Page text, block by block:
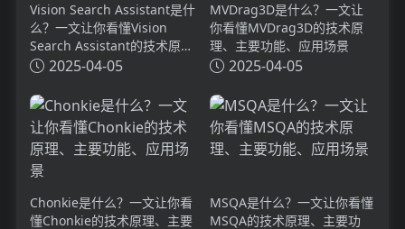
Vision Search Assistant是什
么？一文让你看懂Vision
Search Assistant的技术原
理、主要功能、应用场景
2025-04-05
MVDrag3D是什么？一文让
你看懂MVDrag3D的技术原
理、主要功能、应用场景
2025-04-05
Chonkie是什么？一文让你看
懂Chonkie的技术原理、主要
MSQA是什么？一文让你看懂
MSQA的技术原理、主要功